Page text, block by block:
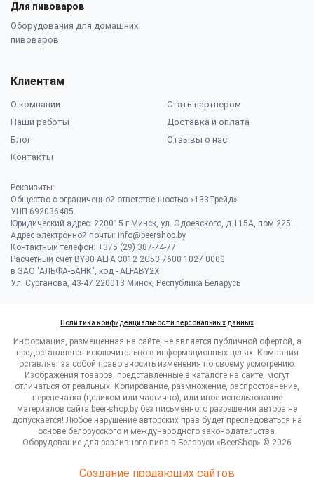
Для пивоваров
Оборудования для домашних
пивоваров
Клиентам
О компании
Стать партнером
Наши работы
Доставка и оплата
Блог
Отзывы о нас
Контакты
Реквизиты:
Общество с ограниченной ответственностью «133Трейд»
УНП 692036485​.
Юридический адрес: 220015 г.Минск, ул. Одоевского, д.115А, пом.225.
Адрес электронной почты: info@beershop.by
Контактный телефон: +375 (29) 387-74-77
Расчетный счет BY80 ALFA 3012 2C53 7600 1027 0000
в ЗАО "АЛЬФА-БАНК", код - ALFABY2X
Ул. Сурганова, 43-47 220013 Минск, Республика Беларусь
Политика конфиденциальности персональных данных
Информация, размещенная на сайте, не является публичной офертой, а
предоставляется исключительно в информационных целях. Компания
оставляет за собой право вносить изменения по своему усмотрению.
Изображения товаров, представленные в каталоге на сайте, могут
отличаться от реальных. Копирование, размножение, распространение,
перепечатка (целиком или частично), или иное использование
материалов сайта beer-shop.by без письменного разрешения автора не
допускается! Любое нарушение авторских прав будет преследоваться на
основе белорусского и международного законодательства.
Оборудование для разливного пива в Беларуси «BeerShop» © 2026
Создание продающих сайтов